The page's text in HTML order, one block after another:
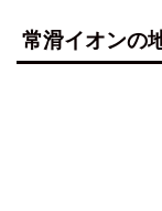
常滑イオンの